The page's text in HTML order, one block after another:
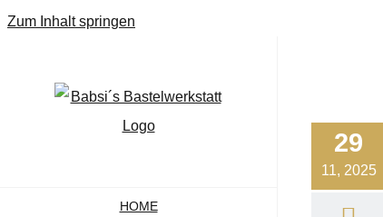
Zum Inhalt springen
HOME
29
11, 2025